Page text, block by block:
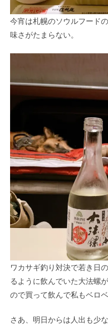
今宵は札幌のソウルフード
味さがたまらない。
ワカサギ釣り対決で若き日
るように飲んでいた大法螺
ので買って飲んで私もベロベ
さあ、明日からは人出も少